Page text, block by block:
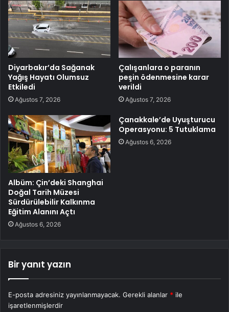
Diyarbakır’da Sağanak
Yağış Hayatı Olumsuz
Etkiledi
Ağustos 7, 2026
Çalışanlara o paranın
peşin ödenmesine karar
verildi
Ağustos 7, 2026
Albüm: Çin’deki Shanghai
Doğal Tarih Müzesi
Sürdürülebilir Kalkınma
Eğitim Alanını Açtı
Ağustos 6, 2026
Çanakkale’de Uyuşturucu
Operasyonu: 5 Tutuklama
Ağustos 6, 2026
Bir yanıt yazın
E-posta adresiniz yayınlanmayacak. Gerekli alanlar * ile
işaretlenmişlerdir